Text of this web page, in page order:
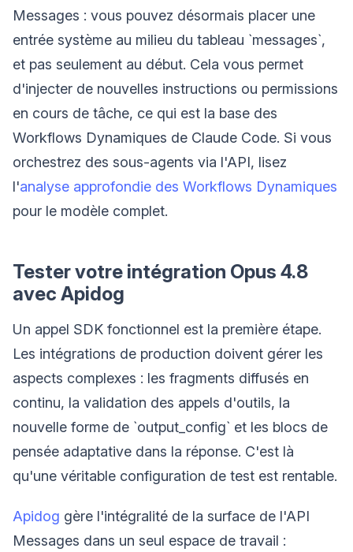
Messages : vous pouvez désormais placer une
entrée système au milieu du tableau `messages`,
et pas seulement au début. Cela vous permet
d'injecter de nouvelles instructions ou permissions
en cours de tâche, ce qui est la base des
Workflows Dynamiques de Claude Code. Si vous
orchestrez des sous-agents via l'API, lisez
l'analyse approfondie des Workflows Dynamiques
pour le modèle complet.
Tester votre intégration Opus 4.8
avec Apidog
Un appel SDK fonctionnel est la première étape.
Les intégrations de production doivent gérer les
aspects complexes : les fragments diffusés en
continu, la validation des appels d'outils, la
nouvelle forme de `output_config` et les blocs de
pensée adaptative dans la réponse. C'est là
qu'une véritable configuration de test est rentable.
Apidog gère l'intégralité de la surface de l'API
Messages dans un seul espace de travail :